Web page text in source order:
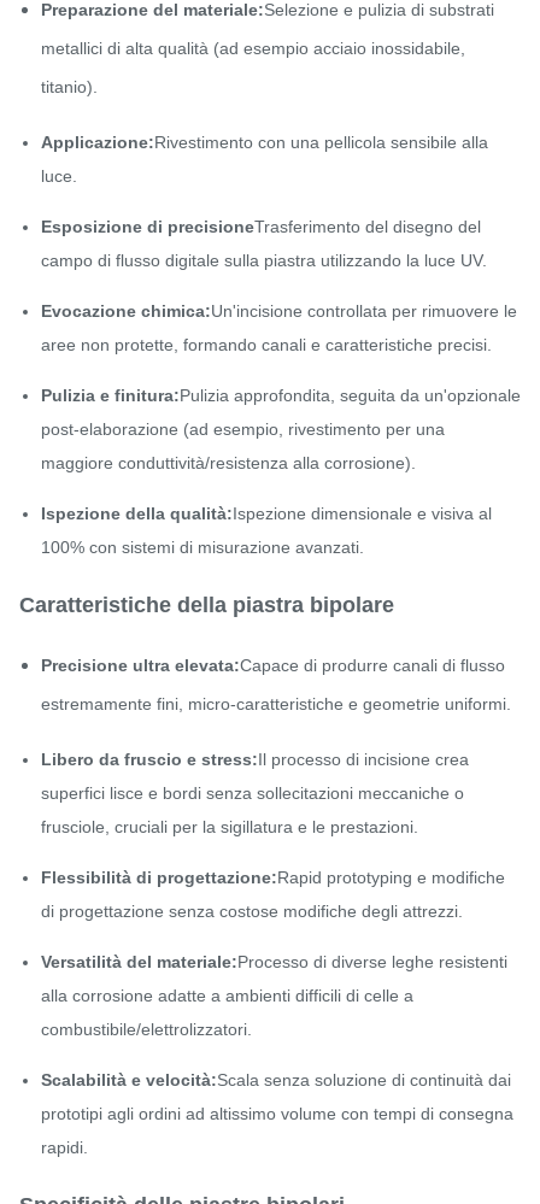
Preparazione del materiale:Selezione e pulizia di substrati
metallici di alta qualità (ad esempio acciaio inossidabile,
titanio).
Applicazione:Rivestimento con una pellicola sensibile alla
luce.
Esposizione di precisioneTrasferimento del disegno del
campo di flusso digitale sulla piastra utilizzando la luce UV.
Evocazione chimica:Un'incisione controllata per rimuovere le
aree non protette, formando canali e caratteristiche precisi.
Pulizia e finitura:Pulizia approfondita, seguita da un'opzionale
post-elaborazione (ad esempio, rivestimento per una
maggiore conduttività/resistenza alla corrosione).
Ispezione della qualità:Ispezione dimensionale e visiva al
100% con sistemi di misurazione avanzati.
Caratteristiche della piastra bipolare
Precisione ultra elevata:Capace di produrre canali di flusso
estremamente fini, micro-caratteristiche e geometrie uniformi.
Libero da fruscio e stress:Il processo di incisione crea
superfici lisce e bordi senza sollecitazioni meccaniche o
frusciole, cruciali per la sigillatura e le prestazioni.
Flessibilità di progettazione:Rapid prototyping e modifiche
di progettazione senza costose modifiche degli attrezzi.
Versatilità del materiale:Processo di diverse leghe resistenti
alla corrosione adatte a ambienti difficili di celle a
combustibile/elettrolizzatori.
Scalabilità e velocità:Scala senza soluzione di continuità dai
prototipi agli ordini ad altissimo volume con tempi di consegna
rapidi.